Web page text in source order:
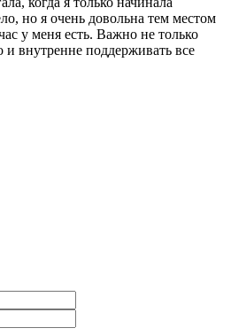
но я очень довольна тем местом
у меня есть. Важно не только
и внутренне поддерживать все